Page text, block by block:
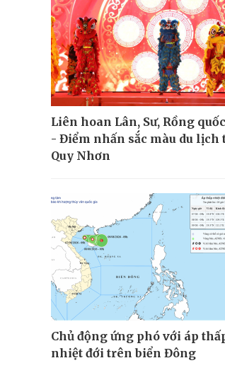
Liên hoan Lân, Sư, Rồng
- Điểm nhấn sắc màu du lịch
Quy Nhơn
Chủ động ứng phó với áp
nhiệt đới trên biển Đông